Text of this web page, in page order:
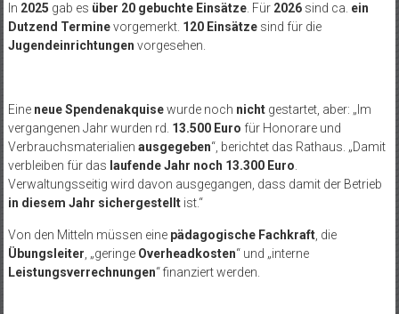
In 2025 gab es über 20 gebuchte Einsätze. Für 2026sind ca. ein
Dutzend Terminevorgemerkt. 120 Einsätzesind für die
Jugendeinrichtungen vorgesehen.
Eine neue Spendenakquisewurde noch nichtgestartet, aber: „Im
vergangenen Jahr wurden rd. 13.500 Euro für Honorare und
Verbrauchsmaterialien ausgegeben“, berichtet das Rathaus. „Damit
verbleiben für das laufende Jahr noch 13.300 Euro.
Verwaltungsseitig wird davon ausgegangen, dass damit der Betrieb
in diesem Jahr sichergestelltist.“
Von den Mitteln müssen eine pädagogische Fachkraft, die
Übungsleiter, „geringe Overheadkosten“ und „interne
Leistungsverrechnungen“ finanziert werden.